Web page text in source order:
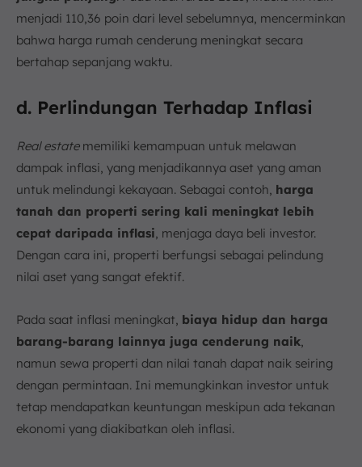
menjadi 110,36 poin dari level sebelumnya, mencerminkan
bahwa harga rumah cenderung meningkat secara
bertahap sepanjang waktu.
d. Perlindungan Terhadap Inflasi
Real estatememiliki kemampuan untuk melawan
dampak inflasi, yang menjadikannya aset yang aman
untuk melindungi kekayaan. Sebagai contoh, harga
tanah dan properti sering kali meningkat lebih
cepat daripada inflasi, menjaga daya beli investor.
Dengan cara ini, properti berfungsi sebagai pelindung
nilai aset yang sangat efektif.
Pada saat inflasi meningkat, biaya hidup dan harga
barang-barang lainnya juga cenderung naik,
namun sewa properti dan nilai tanah dapat naik seiring
dengan permintaan. Ini memungkinkan investor untuk
tetap mendapatkan keuntungan meskipun ada tekanan
ekonomi yang diakibatkan oleh inflasi.